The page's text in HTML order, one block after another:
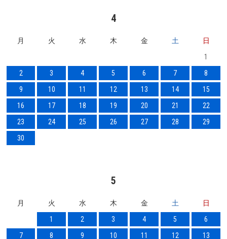
4
月 火 水 木 金 土
日
1
2
3 4 5 6 7
8
9
10 11 12 13 14
15
16
17 18 19 20 21
22
23
24 25 26 27 28
29
30
5
月 火 水 木 金 土
日
1
2 3 4 5
6
7
8 9 10 11 12
13